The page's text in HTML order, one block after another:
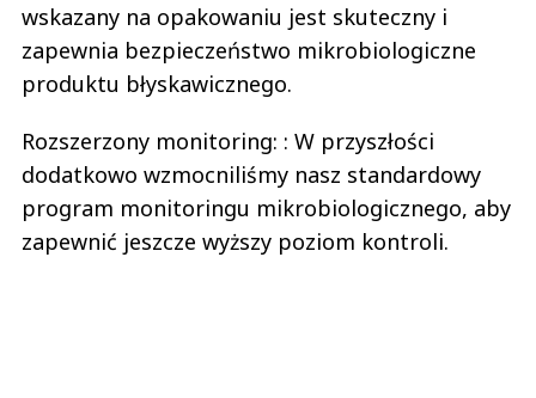
wskazany na opakowaniu jest skuteczny i
zapewnia bezpieczeństwo mikrobiologiczne
produktu błyskawicznego.
Rozszerzony monitoring: : W przyszłości
dodatkowo wzmocniliśmy nasz standardowy
program monitoringu mikrobiologicznego, aby
zapewnić jeszcze wyższy poziom kontroli.